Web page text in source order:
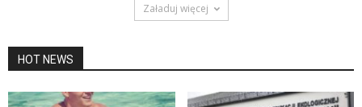
Załaduj więcej
HOT NEWS